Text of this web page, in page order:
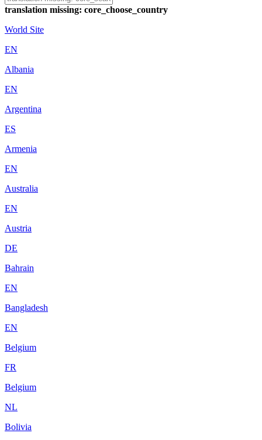
translation missing: core_choose_country
World Site
EN
Albania
EN
Argentina
ES
Armenia
EN
Australia
EN
Austria
DE
Bahrain
EN
Bangladesh
EN
Belgium
FR
Belgium
NL
Bolivia